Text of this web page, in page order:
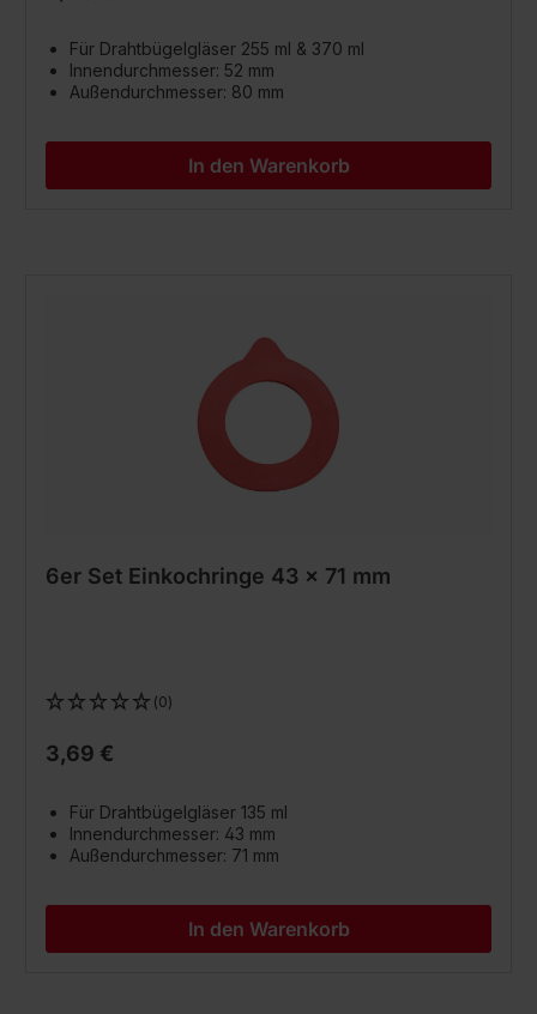
Für Drahtbügelgläser 255 ml & 370 ml
Innendurchmesser: 52 mm
Außendurchmesser: 80 mm
In den Warenkorb
6er Set Einkochringe 43 x 71 mm
(0)
3,69 €
Für Drahtbügelgläser 135 ml
Innendurchmesser: 43 mm
Außendurchmesser: 71 mm
In den Warenkorb